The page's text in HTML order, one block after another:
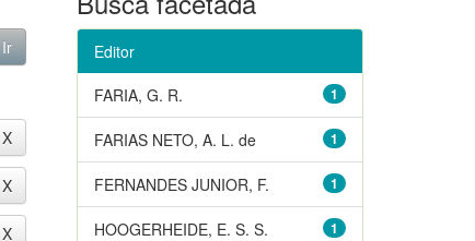
Editor
1
FARIA, G. R.
1
FARIAS NETO, A. L. de
1
FERNANDES JUNIOR, F.
1
HOOGERHEIDE, E. S. S.